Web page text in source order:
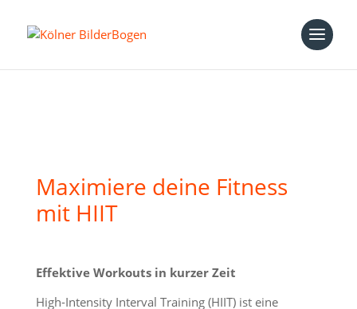
Maximiere deine Fitness
mit HIIT
Effektive Workouts in kurzer Zeit
High-Intensity Interval Training (HIIT) ist eine